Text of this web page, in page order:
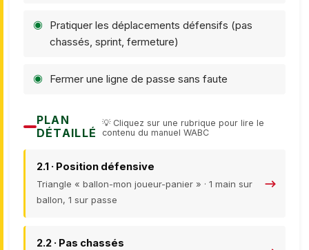
Pratiquer les déplacements défensifs (pas
chassés, sprint, fermeture)
Fermer une ligne de passe sans faute
PLAN
DÉTAILLÉ
💡 Cliquez sur une rubrique pour lire le
contenu du manuel WABC
2.1 · Position défensive
Triangle « ballon-mon joueur-panier » · 1 main sur
ballon, 1 sur passe
2.2 · Pas chassés